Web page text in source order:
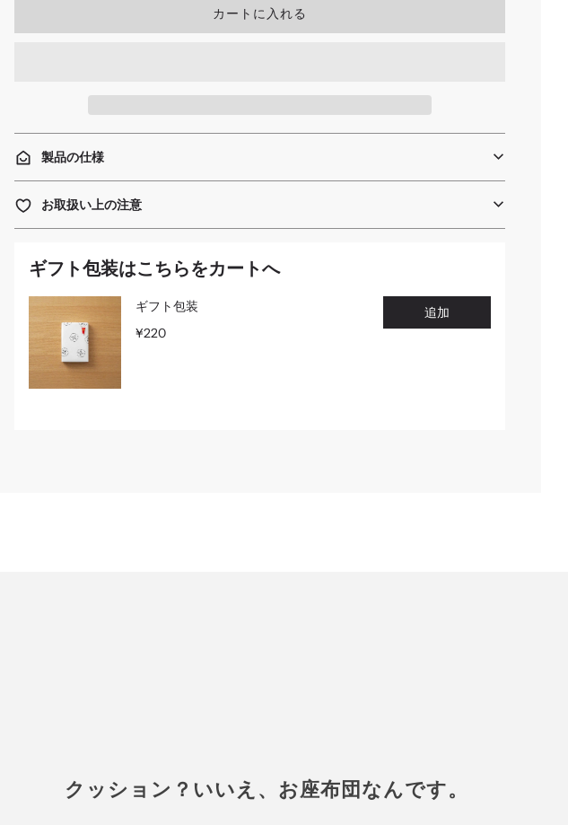
読
.
.
.
カートに入れる
製品の仕様
お取扱い上の注意
ギフト包装はこちらをカートへ
クッション？いいえ、お座布団なんです。